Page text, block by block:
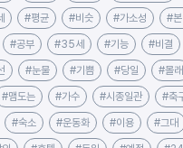
#평균 #비슷 #가소성 #본
#공부 #35세 #기능 #비결
#눈물 #기쁨 #당일 #몰래
#맴도는 #가수 #시종일관 #축
#숙소 #운동화 #이용 #그대